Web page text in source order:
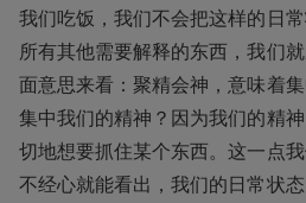
我们吃饭，我们不会把这样的日
所有其他需要解释的东西，我们
面意思来看：聚精会神，意味着
集中我们的精神？因为我们的精
切地想要抓住某个东西。这一点
不经心就能看出，我们的日常状